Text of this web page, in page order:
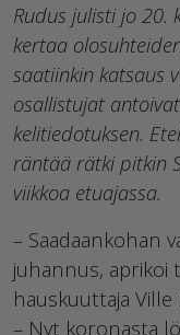
Rudus julisti jo 20.
kertaa
saatiinkin katsaus
osallistujat
kelitiedotuksen.
räntää rätki pitkin
viikkoa etuajassa.
– Saadaankohan
juhannus, aprikoi
hauskuuttaja
– Nyt koronasta